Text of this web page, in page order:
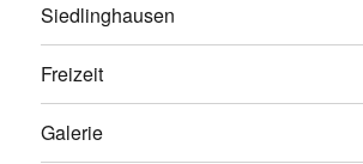
Siedlinghausen
Freizeit
Galerie